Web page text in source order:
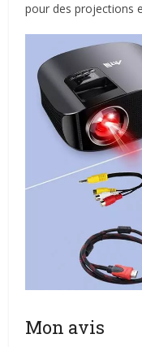
pour des projections
Mon avis